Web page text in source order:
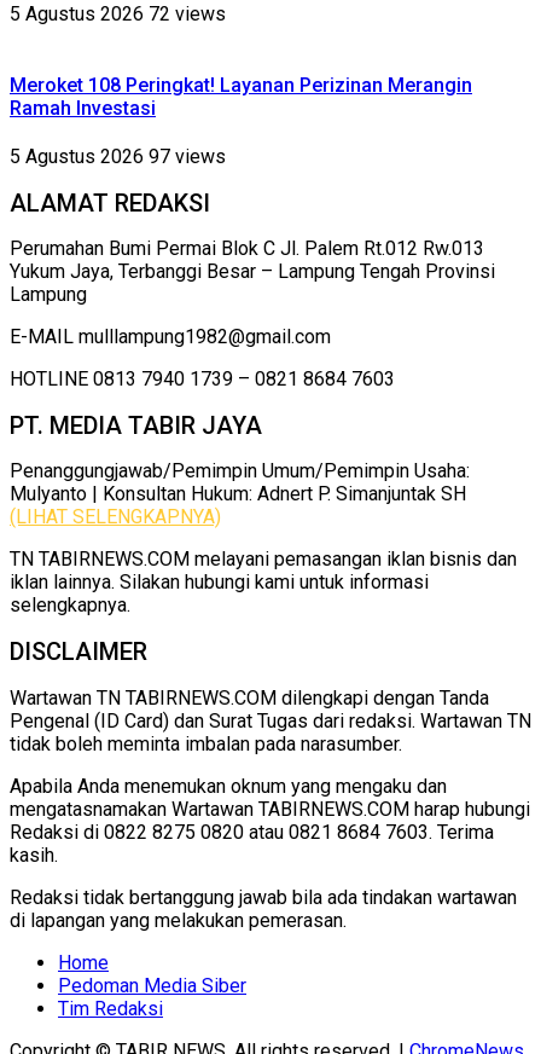
5 Agustus 2026 72 views
Meroket 108 Peringkat! Layanan Perizinan Merangin
Ramah Investasi
5 Agustus 2026 97 views
ALAMAT REDAKSI
Perumahan Bumi Permai Blok C Jl. Palem Rt.012 Rw.013
Yukum Jaya, Terbanggi Besar – Lampung Tengah Provinsi
Lampung
E-MAIL mulllampung1982@gmail.com
HOTLINE 0813 7940 1739 – 0821 8684 7603
PT. MEDIA TABIR JAYA
Penanggungjawab/Pemimpin Umum/Pemimpin Usaha:
Mulyanto | Konsultan Hukum: Adnert P. Simanjuntak SH
(LIHAT SELENGKAPNYA)
TN TABIRNEWS.COM melayani pemasangan iklan bisnis dan
iklan lainnya. Silakan hubungi kami untuk informasi
selengkapnya.
DISCLAIMER
Wartawan TN TABIRNEWS.COM dilengkapi dengan Tanda
Pengenal (ID Card) dan Surat Tugas dari redaksi. Wartawan TN
tidak boleh meminta imbalan pada narasumber.
Apabila Anda menemukan oknum yang mengaku dan
mengatasnamakan Wartawan TABIRNEWS.COM harap hubungi
Redaksi di 0822 8275 0820 atau 0821 8684 7603. Terima
kasih.
Redaksi tidak bertanggung jawab bila ada tindakan wartawan
di lapangan yang melakukan pemerasan.
Home
Pedoman Media Siber
Tim Redaksi